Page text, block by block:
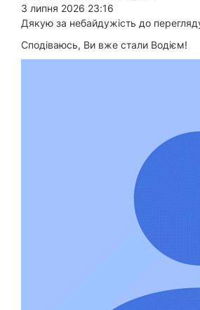
3 липня 2026 23:16
Дякую за небайдужість до
Сподіваюсь, Ви вже стали Водієм!